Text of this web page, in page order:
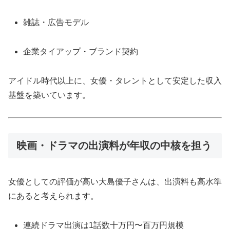
雑誌・広告モデル
企業タイアップ・ブランド契約
アイドル時代以上に、女優・タレントとして安定した収入
基盤を築いています。
映画・ドラマの出演料が年収の中核を担う
女優としての評価が高い大島優子さんは、出演料も高水準
にあると考えられます。
連続ドラマ出演は1話数十万円〜百万円規模